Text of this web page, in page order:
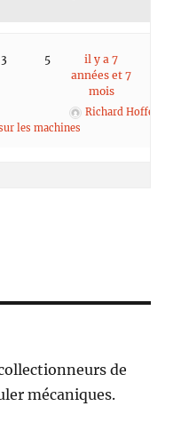
les machines
3 5
il y a 7
années et 7
mois
Richard Hoffer
de
mécaniques.